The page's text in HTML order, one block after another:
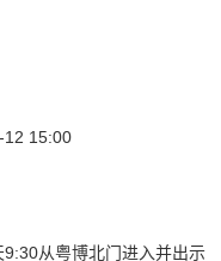
12 15:00
从粤博北门进入并出示